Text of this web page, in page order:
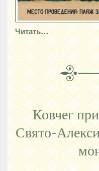
Читать…
Ковчег
Свято-